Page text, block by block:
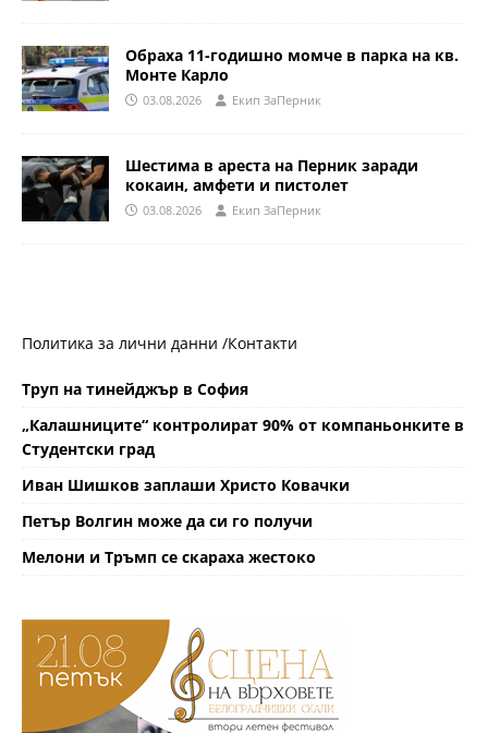
Обраха 11-годишно момче в парка на кв.
Монте Карло
03.08.2026 Eкип ЗаПерник
Шестима в ареста на Перник заради
кокаин, амфети и пистолет
03.08.2026 Eкип ЗаПерник
Политика за лични данни /Контакти
Труп на тинейджър в София
„Калашниците“ контролират 90% от компаньонките в
Студентски град
Иван Шишков заплаши Христо Ковачки
Петър Волгин може да си го получи
Мелони и Тръмп се скараха жестоко